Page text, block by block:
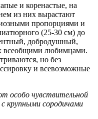
и коренастые, на
из них вырастают
пропорциями и
(25-30 см) до
добродушный,
всеобщими любимцами.
но без
и всевозможные
особо чувствительной
крупными сородичами